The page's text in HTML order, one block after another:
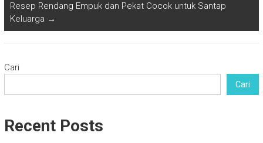
Resep Rendang Empuk dan Pekat Cocok untuk Santap
Keluarga →
Cari
Cari
Recent Posts